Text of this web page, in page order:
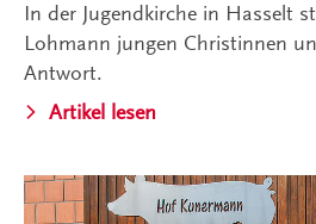
In der Jugendkirche in Hasselt
Lohmann jungen Christinnen
Antwort.
Artikel lesen